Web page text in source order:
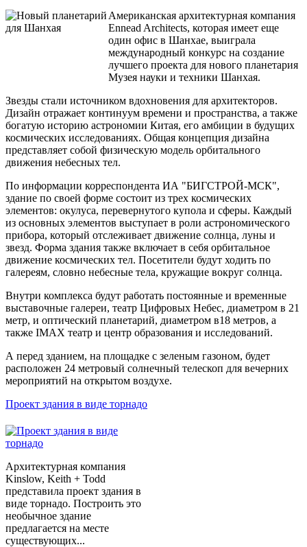
Американская архитектурная компания
Ennead Architects, которая имеет еще
один офис в Шанхае, выиграла
международный конкурс на создание
лучшего проекта для нового планетария
Музея науки и техники Шанхая.
Звезды стали источником вдохновения для архитекторов.
Дизайн отражает континуум времени и пространства, а также
богатую историю астрономии Китая, его амбиции в будущих
космических исследованиях. Общая концепция дизайна
представляет собой физическую модель орбитального
движения небесных тел.
По информации корреспондента ИА "БИГСТРОЙ-МСК",
здание по своей форме состоит из трех космических
элементов: окулуса, перевернутого купола и сферы. Каждый
из основных элементов выступает в роли астрономического
прибора, который отслеживает движение солнца, луны и
звезд. Форма здания также включает в себя орбитальное
движение космических тел. Посетители будут ходить по
галереям, словно небесные тела, кружащие вокруг солнца.
Внутри комплекса будут работать постоянные и временные
выставочные галереи, театр Цифровых Небес, диаметром в 21
метр, и оптический планетарий, диаметром в18 метров, а
также IMAX театр и центр образования и исследований.
А перед зданием, на площадке с зеленым газоном, будет
расположен 24 метровый солнечный телескоп для вечерних
мероприятий на открытом воздухе.
Проект здания в виде торнадо
Архитектурная компания
Kinslow, Keith + Todd
представила проект здания в
виде торнадо. Построить это
необычное здание
предлагается на месте
существующих...